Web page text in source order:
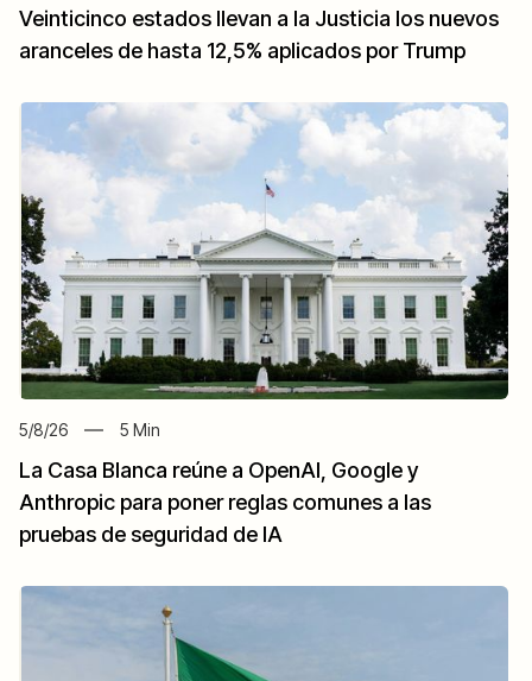
Veinticinco estados llevan a la Justicia los nuevos
aranceles de hasta 12,5% aplicados por Trump
5/8/26 5 Min
La Casa Blanca reúne a OpenAI, Google y
Anthropic para poner reglas comunes a las
pruebas de seguridad de IA